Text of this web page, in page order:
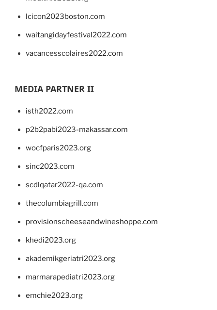
lcicon2023boston.com
waitangidayfestival2022.com
vacancesscolaires2022.com
MEDIA PARTNER II
isth2022.com
p2b2pabi2023-makassar.com
wocfparis2023.org
sinc2023.com
scdlqatar2022-qa.com
thecolumbiagrill.com
provisionscheeseandwineshoppe.com
khedi2023.org
akademikgeriatri2023.org
marmarapediatri2023.org
emchie2023.org